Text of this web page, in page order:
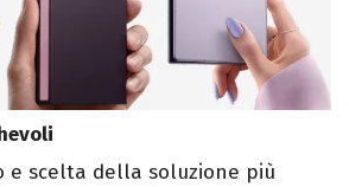
e scelta della soluzione più